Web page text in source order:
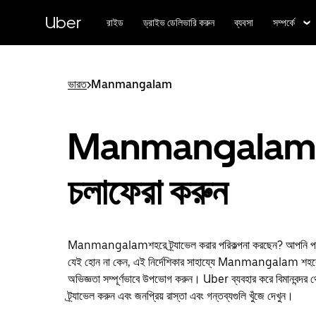
বিষয়সূচিতে
Uber রাইড ড্রাইভ ডেলিভারি করুন ব্যবসা সম্পর্কে
ভারত>Manmangalam
চলাফেরা করুন
Manmangalamশহরে ট্র্যাভেল করার পরিকল্পনা করছেন? আপনি
যেই হোন না কেন, এই নির্দেশিকার সাহায্যে Manmangalam
অভিজ্ঞতা সম্পূর্ণভাবে উপভোগ করুন। Uber ব্যবহার করে বিমানবন্দর
ট্র্যাভেল করুন এবং জনপ্রিয় রাস্তা এবং গন্তব্যগুলি খুঁজে দেখুন।